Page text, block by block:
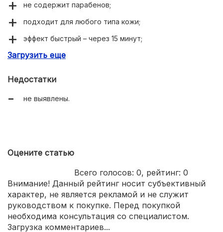
не содержит парабенов;
подходит для любого типа кожи;
эффект быстрый – через 15 минут;
мгновенная подтяжка и увлажнение кожи;
Загрузить еще
Недостатки
не выявлены.
Оцените статью
Всего голосов: 0, рейтинг: 0
Внимание! Данный рейтинг носит субъективный
характер, не является рекламой и не служит
руководством к покупке. Перед покупкой
необходима консультация со специалистом.
Загрузка комментариев...